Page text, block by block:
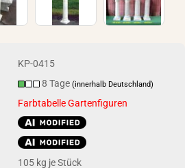
KP-0415
8 Tage(innerhalb Deutschland)
Farbtabelle Gartenfiguren
105 kg je Stück